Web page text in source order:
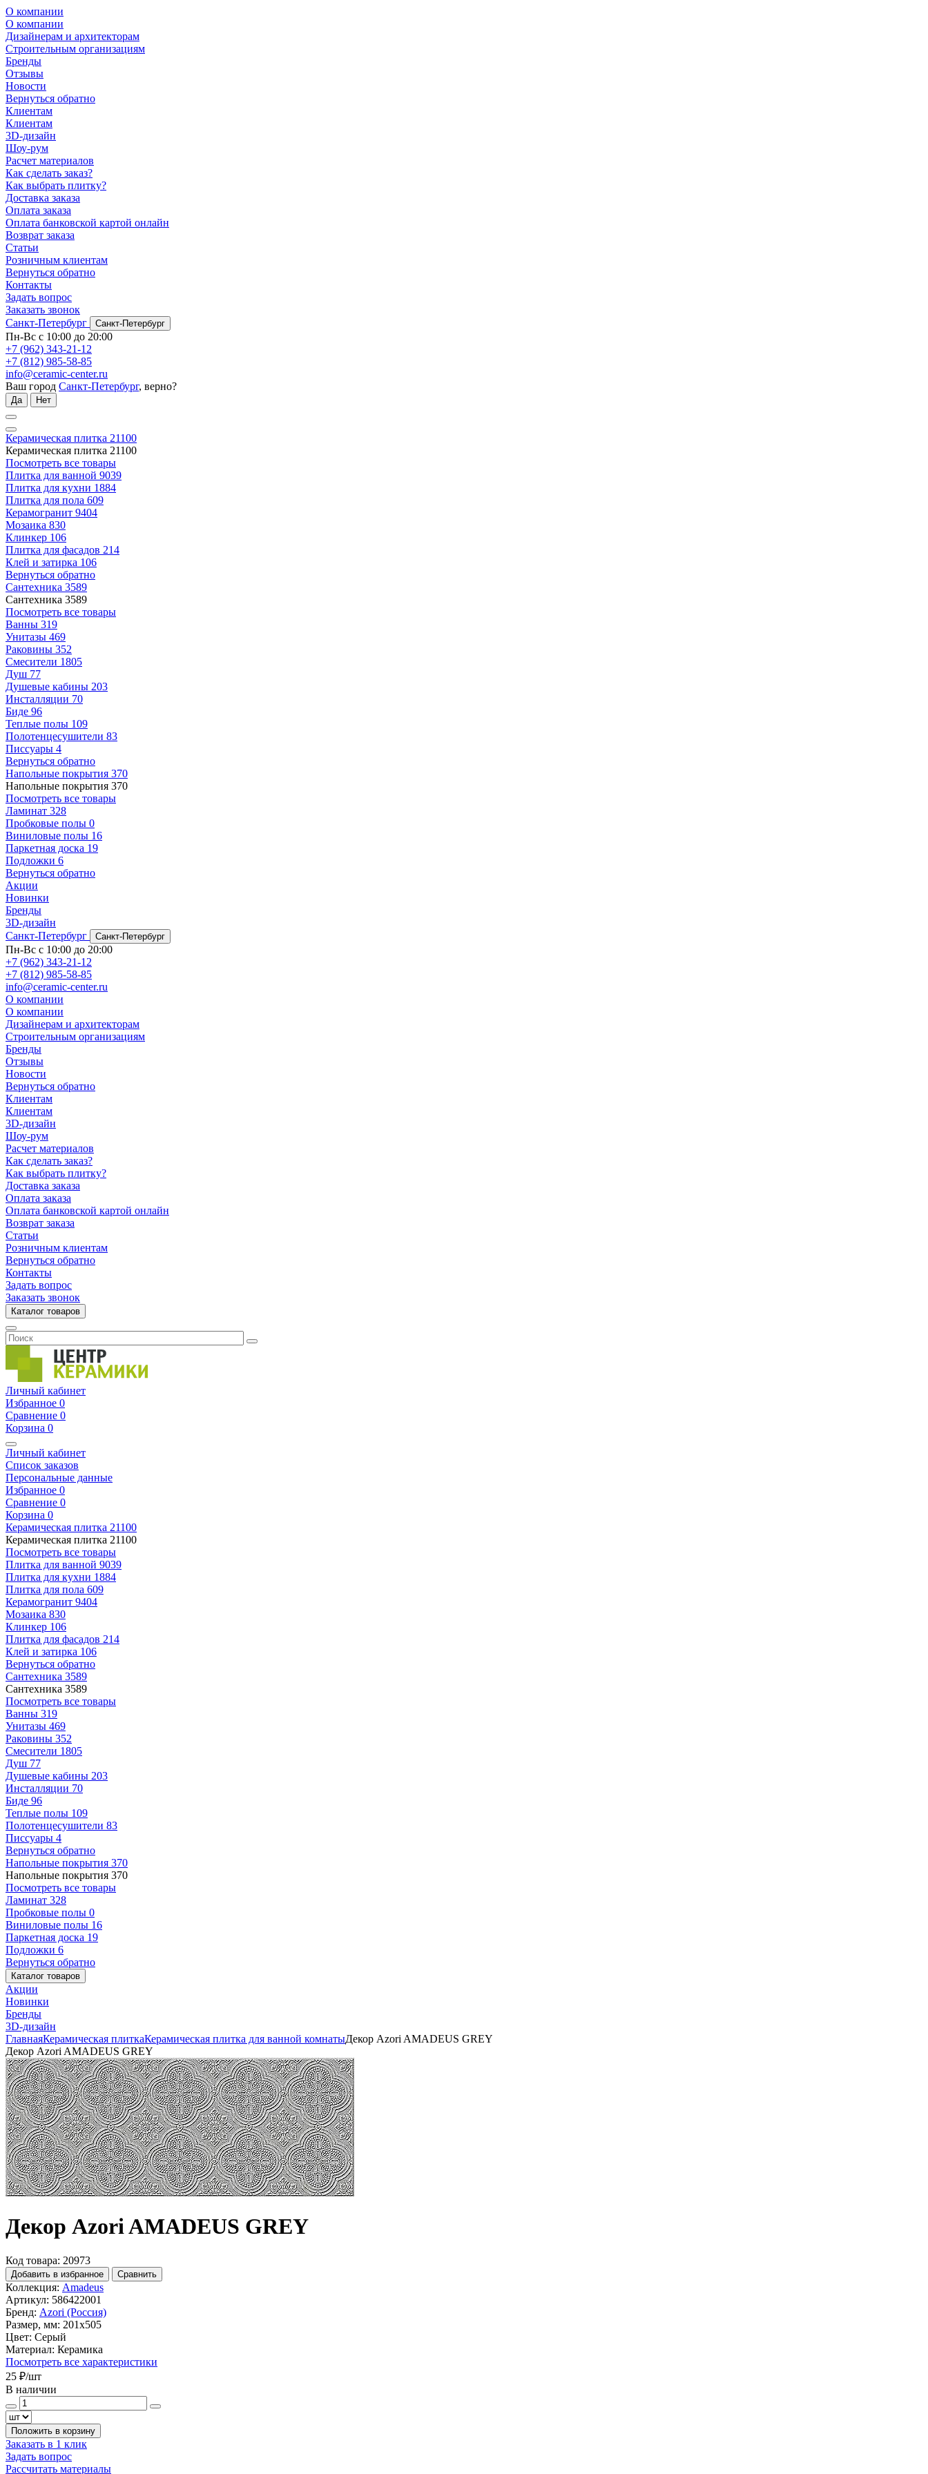
О компании
О компании
Дизайнерам и архитекторам
Строительным организациям
Бренды
Отзывы
Новости
Вернуться обратно
Клиентам
Клиентам
3D-дизайн
Шоу-рум
Расчет материалов
Как сделать заказ?
Как выбрать плитку?
Доставка заказа
Оплата заказа
Оплата банковской картой онлайн
Возврат заказа
Статьи
Розничным клиентам
Вернуться обратно
Контакты
Задать вопрос
Заказать звонок
Санкт-Петербург
Санкт-Петербург
Пн-Вс с 10:00 до 20:00
+7 (962) 343-21-12
+7 (812) 985-58-85
info@ceramic-center.ru
Ваш город Санкт-Петербург, верно?
Да Нет
Керамическая плитка 21100
Керамическая плитка 21100
Посмотреть все товары
Плитка для ванной 9039
Плитка для кухни 1884
Плитка для пола 609
Керамогранит 9404
Мозаика 830
Клинкер 106
Плитка для фасадов 214
Клей и затирка 106
Вернуться обратно
Сантехника 3589
Сантехника 3589
Посмотреть все товары
Ванны 319
Унитазы 469
Раковины 352
Смесители 1805
Душ 77
Душевые кабины 203
Инсталляции 70
Биде 96
Теплые полы 109
Полотенцесушители 83
Писсуары 4
Вернуться обратно
Напольные покрытия 370
Напольные покрытия 370
Посмотреть все товары
Ламинат 328
Пробковые полы 0
Виниловые полы 16
Паркетная доска 19
Подложки 6
Вернуться обратно
Акции
Новинки
Бренды
3D-дизайн
Санкт-Петербург
Санкт-Петербург
Пн-Вс с 10:00 до 20:00
+7 (962) 343-21-12
+7 (812) 985-58-85
info@ceramic-center.ru
О компании
О компании
Дизайнерам и архитекторам
Строительным организациям
Бренды
Отзывы
Новости
Вернуться обратно
Клиентам
Клиентам
3D-дизайн
Шоу-рум
Расчет материалов
Как сделать заказ?
Как выбрать плитку?
Доставка заказа
Оплата заказа
Оплата банковской картой онлайн
Возврат заказа
Статьи
Розничным клиентам
Вернуться обратно
Контакты
Задать вопрос
Заказать звонок
Каталог товаров
Личный кабинет
Избранное 0
Сравнение 0
Корзина 0
Личный кабинет
Список заказов
Персональные данные
Избранное 0
Сравнение 0
Корзина 0
Керамическая плитка 21100
Керамическая плитка 21100
Посмотреть все товары
Плитка для ванной 9039
Плитка для кухни 1884
Плитка для пола 609
Керамогранит 9404
Мозаика 830
Клинкер 106
Плитка для фасадов 214
Клей и затирка 106
Вернуться обратно
Сантехника 3589
Сантехника 3589
Посмотреть все товары
Ванны 319
Унитазы 469
Раковины 352
Смесители 1805
Душ 77
Душевые кабины 203
Инсталляции 70
Биде 96
Теплые полы 109
Полотенцесушители 83
Писсуары 4
Вернуться обратно
Напольные покрытия 370
Напольные покрытия 370
Посмотреть все товары
Ламинат 328
Пробковые полы 0
Виниловые полы 16
Паркетная доска 19
Подложки 6
Вернуться обратно
Каталог товаров
Акции
Новинки
Бренды
3D-дизайн
ГлавнаяКерамическая плиткаКерамическая плитка для ванной комнатыДекор Azori AMADEUS GREY
Декор Azori AMADEUS GREY
Декор Azori AMADEUS GREY
Код товара: 20973
Добавить в избранное Сравнить
Коллекция: Amadeus
Артикул: 586422001
Бренд: Azori (Россия)
Размер, мм: 201x505
Цвет: Серый
Материал: Керамика
Посмотреть все характеристики
25 ₽/шт
В наличии
Положить в корзину
Заказать в 1 клик
Задать вопрос
Рассчитать материалы